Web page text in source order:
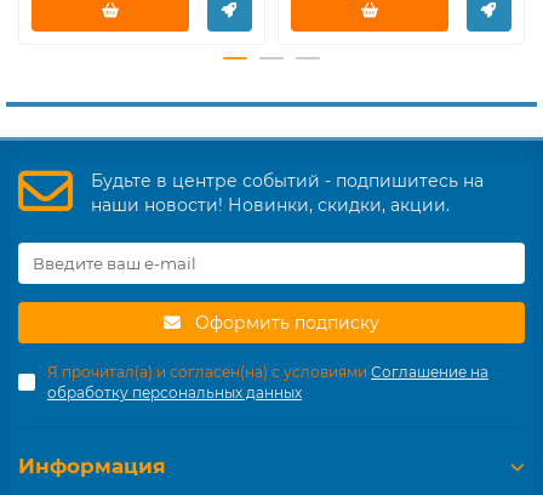
Будьте в центре событий - подпишитесь на
наши новости! Новинки, скидки, акции.
Оформить подписку
Я прочитал(а) и согласен(на) с условиями Соглашение на
обработку персональных данных
Информация